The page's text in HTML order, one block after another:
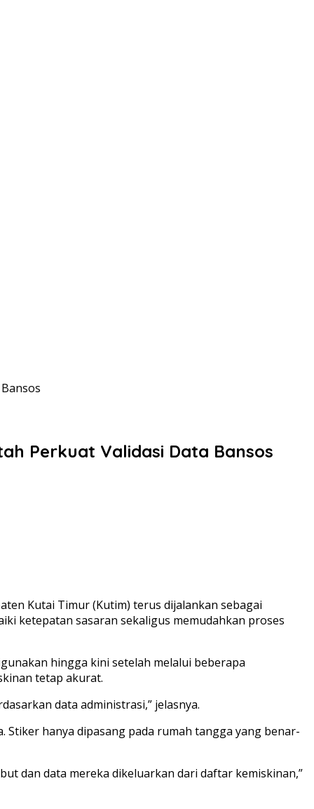
Perkuat Validasi Data Bansos
Kutai Timur (Kutim) terus dijalankan sebagai
ketepatan sasaran sekaligus memudahkan proses
hingga kini setelah melalui beberapa
tetap akurat.
data administrasi,” jelasnya.
hanya dipasang pada rumah tangga yang benar-
dan data mereka dikeluarkan dari daftar kemiskinan,”